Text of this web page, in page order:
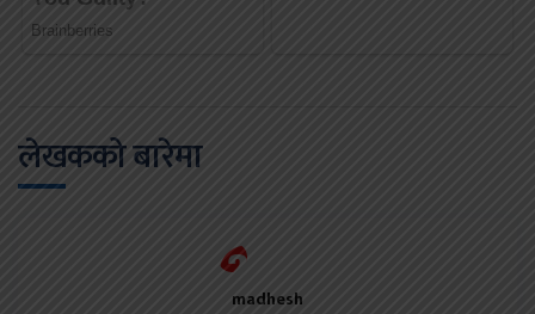
लेखकको बारेमा
madhesh